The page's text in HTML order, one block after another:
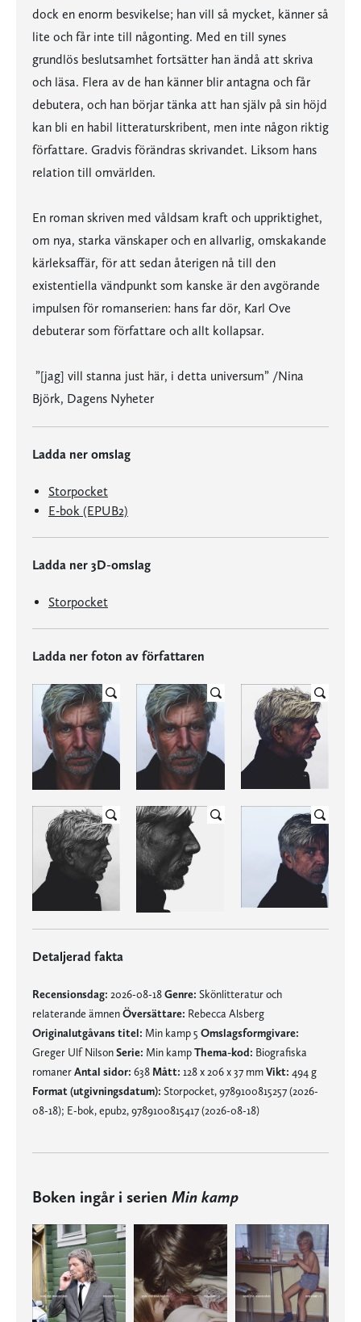
dock en enorm besvikelse; han vill så mycket, känner så
lite och får inte till någonting. Med en till synes
grundlös beslutsamhet fortsätter han ändå att skriva
och läsa. Flera av de han känner blir antagna och får
debutera, och han börjar tänka att han själv på sin höjd
kan bli en habil litteraturskribent, men inte någon riktig
författare. Gradvis förändras skrivandet. Liksom hans
relation till omvärlden.
En roman skriven med våldsam kraft och uppriktighet,
om nya, starka vänskaper och en allvarlig, omskakande
kärleksaffär, för att sedan återigen nå till den
existentiella vändpunkt som kanske är den avgörande
impulsen för romanserien: hans far dör, Karl Ove
debuterar som författare och allt kollapsar.
”[jag] vill stanna just här, i detta universum” /Nina
Björk, Dagens Nyheter
Ladda ner omslag
Storpocket
E-bok (EPUB2)
Ladda ner 3D-omslag
Storpocket
Ladda ner foton av författaren
Detaljerad fakta
Recensionsdag: 2026-08-18Genre: Skönlitteratur och
relaterande ämnenÖversättare: Rebecca Alsberg
Originalutgåvans titel: Min kamp 5 Omslagsformgivare:
Greger Ulf NilsonSerie: Min kampThema-kod: Biografiska
romanerAntal sidor: 638 Mått: 128 x 206 x 37 mmVikt: 494 g
Format (utgivningsdatum): Storpocket, 9789100815257 (2026-
08-18); E-bok, epub2, 9789100815417 (2026-08-18)
Boken ingår i serien Min kamp